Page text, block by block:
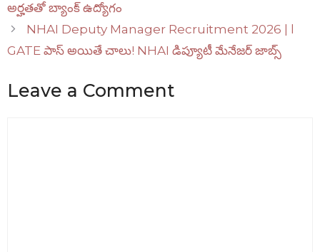
అర్హతతో బ్యాంక్ ఉద్యోగం
NHAI Deputy Manager Recruitment 2026 | l
GATE పాస్ అయితే చాలు! NHAI డిప్యూటీ మేనేజర్ జాబ్స్
Leave a Comment